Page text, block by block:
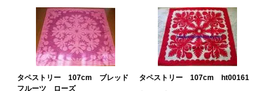
タペストリー 107cm ブレッド
フルーツ ローズ
タペストリー 107cm ht00161